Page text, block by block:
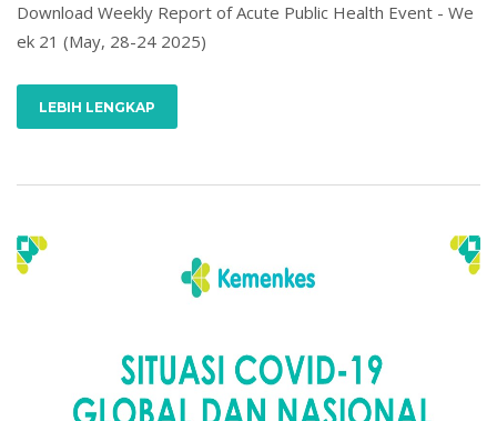
Download Weekly Report of Acute Public Health Event - We
ek 21 (May, 28-24 2025)
LEBIH LENGKAP